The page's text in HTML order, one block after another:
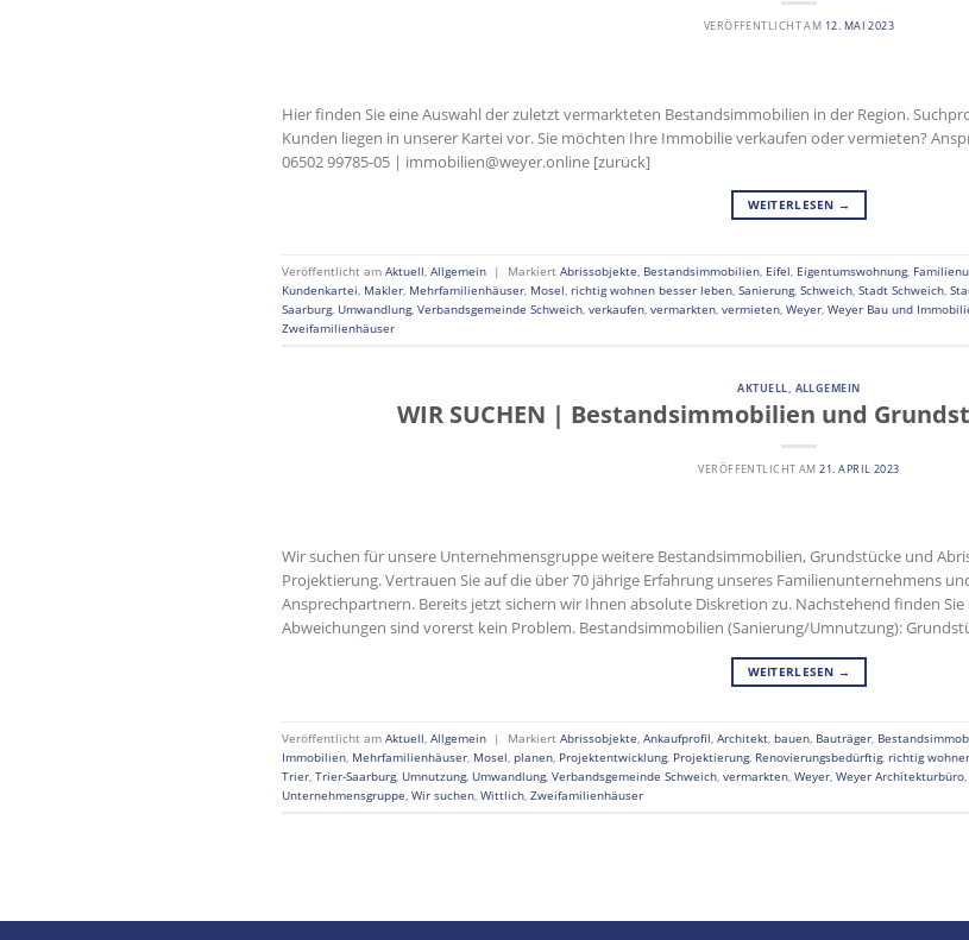
VERÖFFENTLICHT AM 12. MAI 2023
Hier finden Sie eine Auswahl der zuletzt vermarkteten Bestandsimmobilien in der Region.
Kunden liegen in unserer Kartei vor. Sie möchten Ihre Immobilie verkaufen oder vermieten?
06502 99785-05 | immobilien@weyer.online [zurück]
WEITERLESEN →
Veröffentlicht am Aktuell Allgemein | Markiert Abrissobjekte Bestandsimmobilien Eifel Eigentumswohnung,
Kundenkartei Makler Mehrfamilienhäuser Mosel richtig wohnen besser leben Sanierung, Schweich Stadt Schweich
Saarburg, Umwandlung, Verbandsgemeinde Schweich verkaufen vermarkten vermieten Weyer Weyer Bau und
Zweifamilienhäuser
AKTUELL, ALLGEMEIN
WIR SUCHEN | Bestandsimmobilien und
VERÖFFENTLICHT AM21. APRIL 2023
Wir suchen für unsere Unternehmensgruppe weitere Bestandsimmobilien, Grundstücke und
Projektierung. Vertrauen Sie auf die über 70 jährige Erfahrung unseres Familienunternehmens
Ansprechpartnern. Bereits jetzt sichern wir Ihnen absolute Diskretion zu. Nachstehend finden
Abweichungen sind vorerst kein Problem. Bestandsimmobilien (Sanierung/Umnutzung):
WEITERLESEN →
Veröffentlicht am Aktuell Allgemein | Markiert Abrissobjekte Ankaufprofil Architekt bauen Bauträger
Immobilien Mehrfamilienhäuser Mosel planen Projektentwicklung, Projektierung, Renovierungsbedürftig, richtig
Trier Trier-Saarburg, Umnutzung, Umwandlung, Verbandsgemeinde Schweich vermarkten Weyer Weyer Architekturbüro
Unternehmensgruppe Wir suchen Wittlich Zweifamilienhäuser